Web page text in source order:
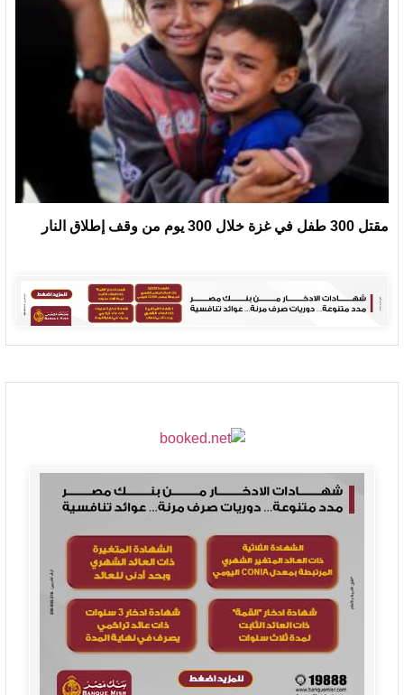
مقتل 300 طفل في غزة خلال 300 يوم من وقف إطلاق النار